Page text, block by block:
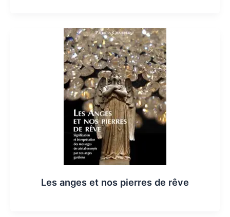
Les anges et nos pierres de rêve